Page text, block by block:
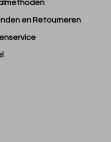
en Retourneren